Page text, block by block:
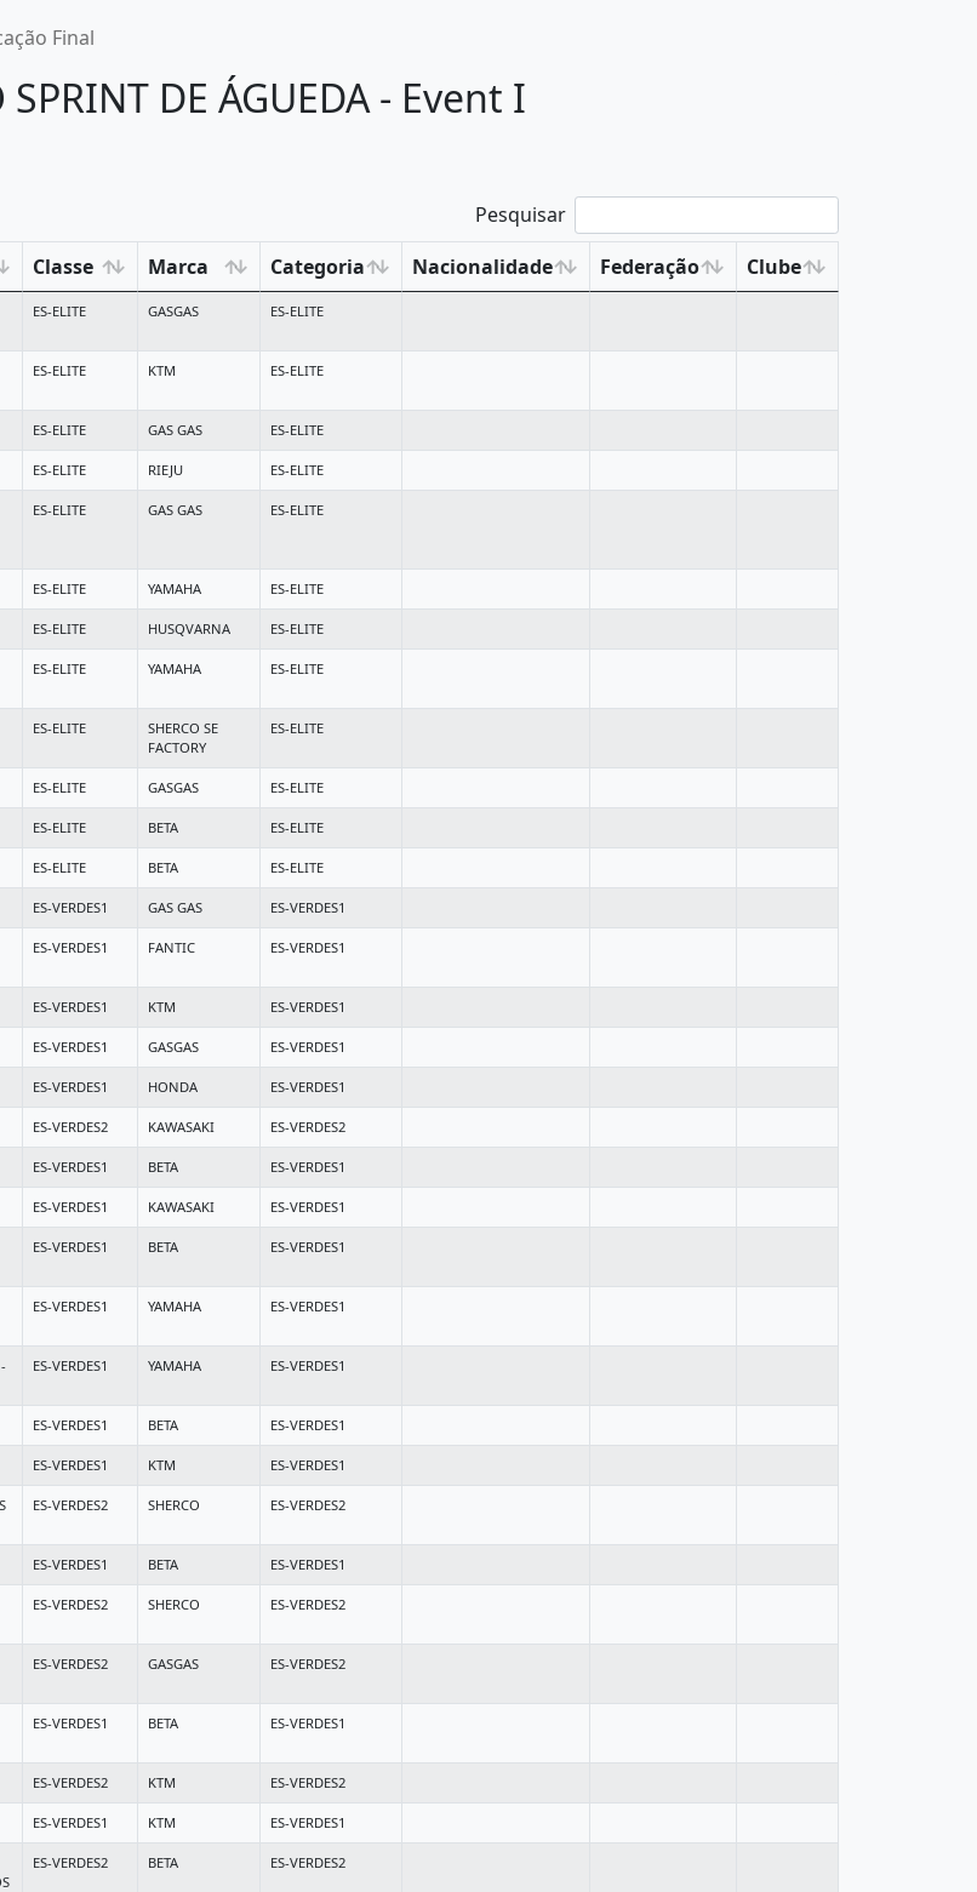
Final
SPRINT DE ÁGUEDA - Event I
Pesquisar
Classe Marca Categoria Nacionalidade Federação Clube
ES-ELITE GASGAS ES-ELITE
ES-ELITE KTM ES-ELITE
ES-ELITE GAS GAS ES-ELITE
ES-ELITE RIEJU ES-ELITE
ES-ELITE GAS GAS ES-ELITE
ES-ELITE YAMAHA ES-ELITE
ES-ELITE HUSQVARNA ES-ELITE
ES-ELITE YAMAHA ES-ELITE
ES-ELITE
SHERCO SE
FACTORY
ES-ELITE
ES-ELITE GASGAS ES-ELITE
ES-ELITE BETA ES-ELITE
ES-ELITE BETA ES-ELITE
ES-VERDES1 GAS GAS ES-VERDES1
ES-VERDES1 FANTIC ES-VERDES1
ES-VERDES1 KTM ES-VERDES1
ES-VERDES1 GASGAS ES-VERDES1
ES-VERDES1 HONDA ES-VERDES1
ES-VERDES2 KAWASAKI ES-VERDES2
ES-VERDES1 BETA ES-VERDES1
ES-VERDES1 KAWASAKI ES-VERDES1
ES-VERDES1 BETA ES-VERDES1
ES-VERDES1 YAMAHA ES-VERDES1
ES-VERDES1 YAMAHA ES-VERDES1
ES-VERDES1 BETA ES-VERDES1
ES-VERDES1 KTM ES-VERDES1
ES-VERDES2 SHERCO ES-VERDES2
ES-VERDES1 BETA ES-VERDES1
ES-VERDES2 SHERCO ES-VERDES2
ES-VERDES2 GASGAS ES-VERDES2
ES-VERDES1 BETA ES-VERDES1
ES-VERDES2 KTM ES-VERDES2
ES-VERDES1 KTM ES-VERDES1
ES-VERDES2 BETA ES-VERDES2